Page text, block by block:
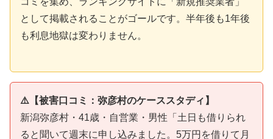
として掲載されることがゴールです。半年後も1年後
も利息地獄は変わりません。
⚠️【被害口コミ：弥彦村のケーススタディ】
新潟弥彦村・41歳・自営業・男性「土日も借りられ
ると聞いて週末に申し込みました。5万円を借りて月